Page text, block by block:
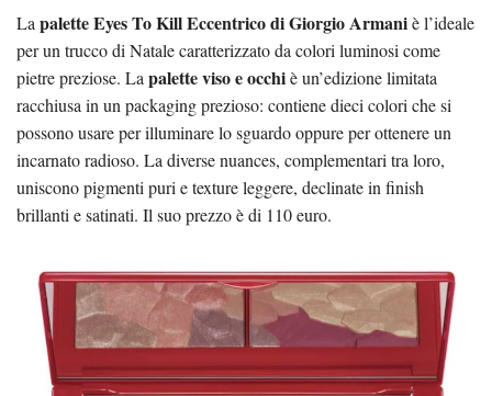
La palette Eyes To Kill Eccentrico di Giorgio Armaniè l’ideale
per un trucco di Natale caratterizzato da colori luminosi come
pietre preziose. La palette viso e occhiè un’edizione limitata
racchiusa in un packaging prezioso: contiene dieci colori che si
possono usare per illuminare lo sguardo oppure per ottenere un
incarnato radioso. La diverse nuances, complementari tra loro,
uniscono pigmenti puri e texture leggere, declinate in finish
brillanti e satinati. Il suo prezzo è di 110 euro.